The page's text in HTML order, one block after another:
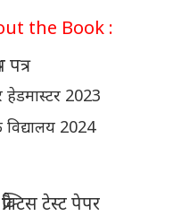
the Book :
पत्र
2023
विद्यालय 2024
टेस्ट पेपर